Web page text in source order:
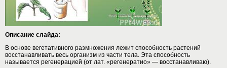
Описание слайда:
В основе вегетативного размножения лежит способность растений
восстанавливать весь организм из части тела. Эта способность
называется регенерацией (от лат. «регенератио» — восстанавливаю).